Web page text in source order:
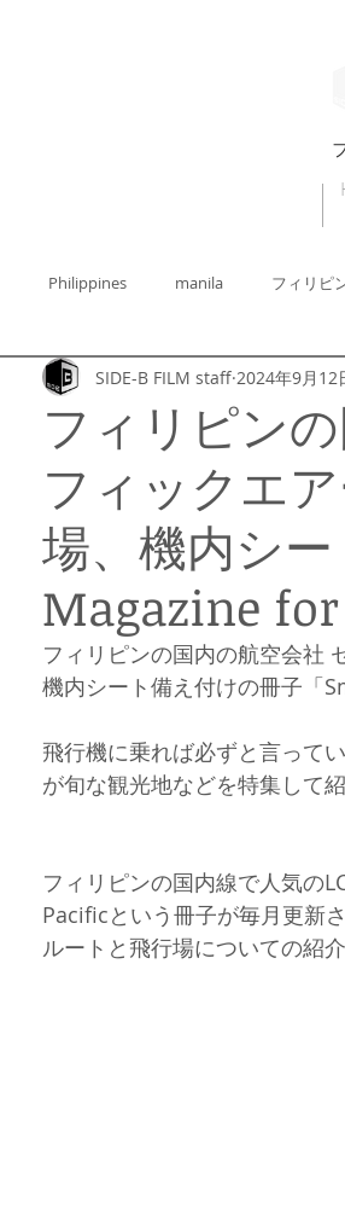
Philippines manila フィリピ
ピン撮影許可 フィリピンセブ フ
ピンフォトグラファー Cebu フィ
族イフガオ族 フィリピン部族
ピン料理 フィリピンのお祭り フ
フィリピン
フィックエ
場、機内シ
Magazine for
SIDE-B FILM staff 2024年9月12
フィリピンの国内の航空会社
機内シート備え付けの冊子「
飛行機に乗れば必ずと言って
が旬な観光地などを特集して
フィリピンの国内線で人気の
Pacificという冊子が毎月更新
ルートと飛行場についての紹